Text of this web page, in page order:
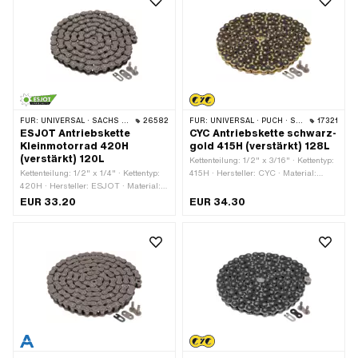
FÜR: UNIVERSAL · SACHS · KREIDLER 26582
ESJOT Antriebskette
Kleinmotorrad 420H
(verstärkt) 120L
Kettenteilung: 1/2" x 1/4" · Kettentyp:
420H · Hersteller: ESJOT · Material:
Stahl · Oberfläche: roh · Anzahl
EUR 33.20
FÜR: UNIVERSAL · PUCH · SACHS · PONY / CILO (BETA 521 & 512) · ZÜNDAPP BELMONDO · TOMOS · BYE BIKE 17321
CYC Antriebskette schwarz-
gold 415H (verstärkt) 128L
Kettenteilung: 1/2" x 3/16" · Kettentyp:
415H · Hersteller: CYC · Material:
gold · Farbe: schwarz · Anzahl
EUR 34.30